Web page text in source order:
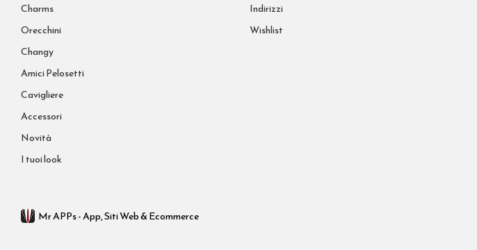
Charms
Orecchini
Changy
Amici Pelosetti
Cavigliere
Accessori
Novità
I tuoi look
Indirizzi
Wishlist
Mr APPs - App, Siti Web & Ecommerce